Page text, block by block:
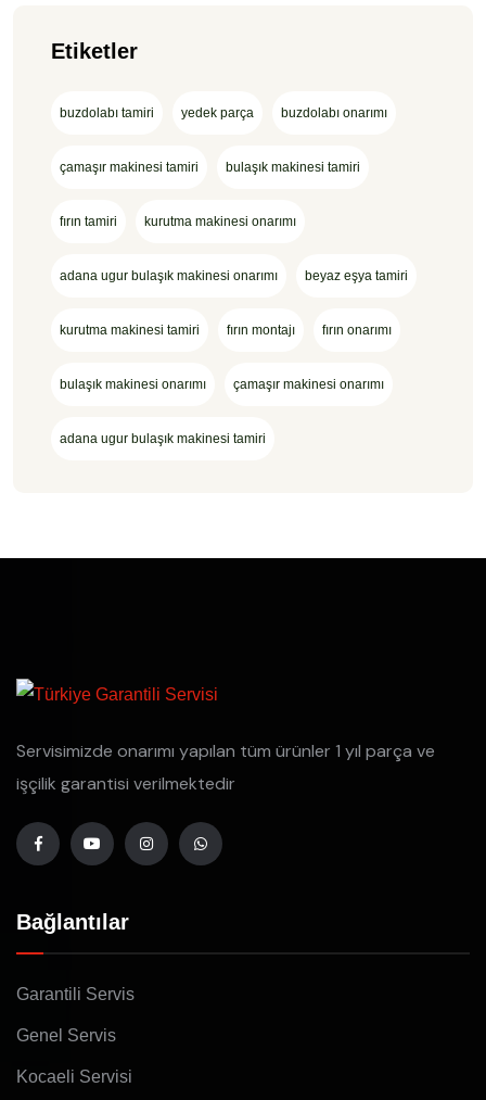
Etiketler
buzdolabı tamiri yedek parça buzdolabı onarımı
çamaşır makinesi tamiri bulaşık makinesi tamiri
fırın tamiri kurutma makinesi onarımı
adana ugur bulaşık makinesi onarımı beyaz eşya tamiri
kurutma makinesi tamiri fırın montajı fırın onarımı
bulaşık makinesi onarımı çamaşır makinesi onarımı
adana ugur bulaşık makinesi tamiri
Servisimizde onarımı yapılan tüm ürünler 1 yıl parça ve
işçilik garantisi verilmektedir
Bağlantılar
Garantili Servis
Genel Servis
Kocaeli Servisi